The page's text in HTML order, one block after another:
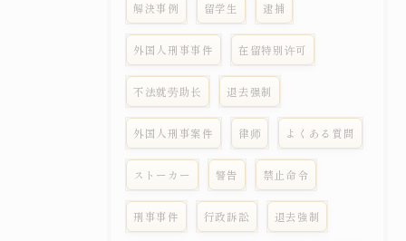
解決事例 留学生 逮捕
外国人刑事事件 在留特别许可
不法就劳助长 退去强制
外国人刑事案件 律师 よくある質問
ストーカー 警告 禁止命令
刑事事件 行政訴訟 退去強制